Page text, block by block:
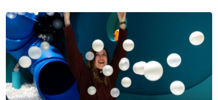
Tuyên chiến với gian lận
thương mại
đảo
Tìm hiểu biển, đảo Việt
Nam